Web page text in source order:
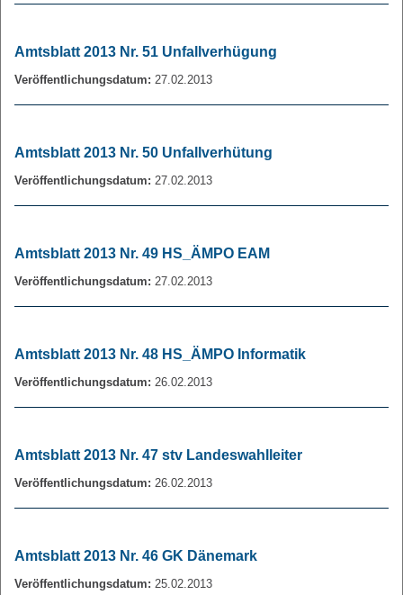
Amtsblatt 2013 Nr. 51 Unfallverhügung
Veröffentlichungsdatum: 27.02.2013
Amtsblatt 2013 Nr. 50 Unfallverhütung
Veröffentlichungsdatum: 27.02.2013
Amtsblatt 2013 Nr. 49 HS_ÄMPO EAM
Veröffentlichungsdatum: 27.02.2013
Amtsblatt 2013 Nr. 48 HS_ÄMPO Informatik
Veröffentlichungsdatum: 26.02.2013
Amtsblatt 2013 Nr. 47 stv Landeswahlleiter
Veröffentlichungsdatum: 26.02.2013
Amtsblatt 2013 Nr. 46 GK Dänemark
Veröffentlichungsdatum: 25.02.2013